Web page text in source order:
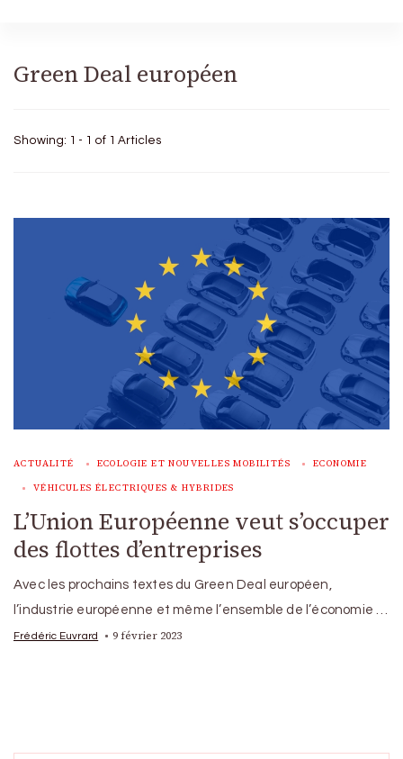
Green Deal européen
Showing: 1 - 1 of 1 Articles
ACTUALITÉ ECOLOGIE ET NOUVELLES MOBILITÉS ECONOMIE
VÉHICULES ÉLECTRIQUES & HYBRIDES
L’Union Européenne veut s’occuper
des flottes d’entreprises
Avec les prochains textes du Green Deal européen,
l’industrie européenne et même l’ensemble de l’économie …
Frédéric Euvrard 9 février 2023